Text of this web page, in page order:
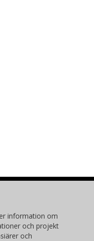
information om
och projekt
och